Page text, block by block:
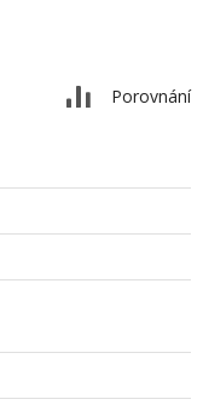
Porovnání